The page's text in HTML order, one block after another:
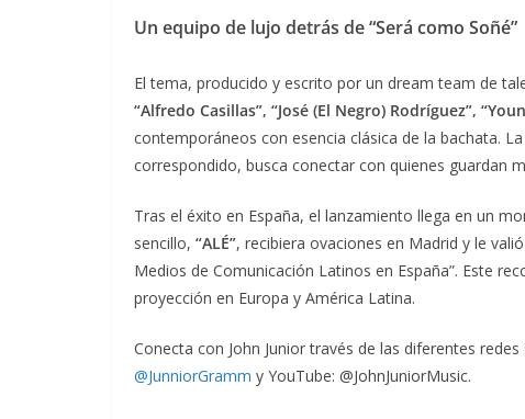
Un equipo de lujo detrás de “Será como Soñé”
El tema, producido y escrito por un dream team de
“Alfredo Casillas”, “José (El Negro) Rodríguez”,
contemporáneos con esencia clásica de la bachata.
correspondido, busca conectar con quienes guardan
Tras el éxito en España, el lanzamiento llega en un
sencillo, “ALÉ”, recibiera ovaciones en Madrid y le
Medios de Comunicación Latinos en España”. Este
proyección en Europa y América Latina.
Conecta con John Junior través de las diferentes
@JunniorGramm y YouTube: @JohnJuniorMusic.